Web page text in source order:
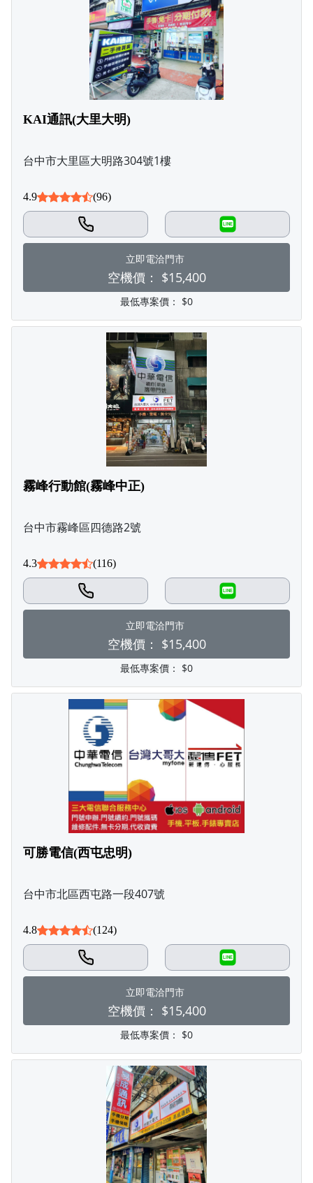
KAI通訊(大里大明)
台中市大里區大明路304號1樓
4.9 (96)
LINE
立即電洽門市
空機價： $15,400
最低專案價： $0
霧峰行動館(霧峰中正)
台中市霧峰區四德路2號
4.3 (116)
LINE
立即電洽門市
空機價： $15,400
最低專案價： $0
可勝電信(西屯忠明)
台中市北區西屯路一段407號
4.8 (124)
LINE
立即電洽門市
空機價： $15,400
最低專案價： $0